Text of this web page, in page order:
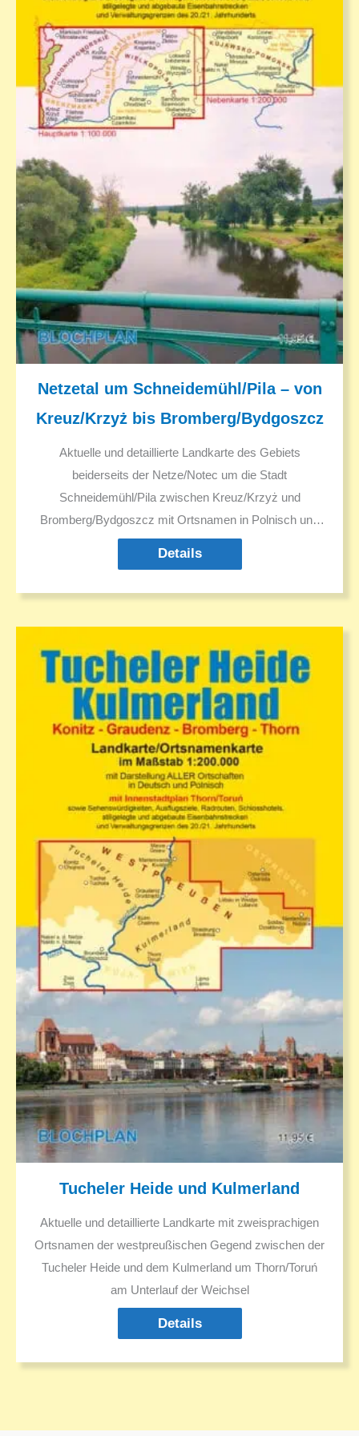
Netzetal um Schneidemühl/Pila – von
Kreuz/Krzyż bis Bromberg/Bydgoszcz
Aktuelle und detaillierte Landkarte des Gebiets
beiderseits der Netze/Notec um die Stadt
Schneidemühl/Pila zwischen Kreuz/Krzyż und
Bromberg/Bydgoszcz mit Ortsnamen in Polnisch und
Deutsch
Details
Tucheler Heide und Kulmerland
Aktuelle und detaillierte Landkarte mit zweisprachigen
Ortsnamen der westpreußischen Gegend zwischen der
Tucheler Heide und dem Kulmerland um Thorn/Toruń
am Unterlauf der Weichsel
Details